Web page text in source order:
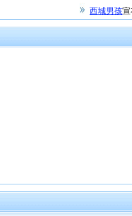
西城男孩宣